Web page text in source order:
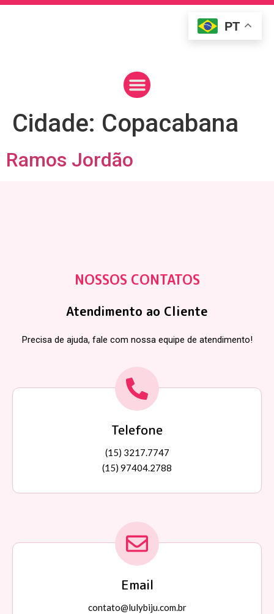
Cidade: Copacabana
Ramos Jordão
NOSSOS CONTATOS
Atendimento ao Cliente
Precisa de ajuda, fale com nossa equipe de atendimento!
Telefone
(15) 3217.7747
(15) 97404.2788
Email
contato@lulybiju.com.br
PT